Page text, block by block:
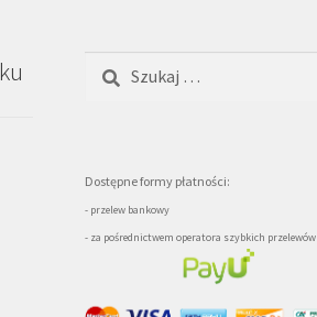
Dostępne formy płatności:
- przelew bankowy
- za pośrednictwem operatora szybkich przelewów